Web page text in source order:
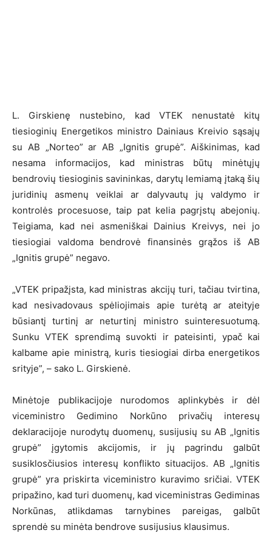
L. Girskienę nustebino, kad VTEK nenustatė kitų
tiesioginių Energetikos ministro Dainiaus Kreivio sąsajų
su AB „Norteo” ar AB „Ignitis grupė”. Aiškinimas, kad
nesama informacijos, kad ministras būtų minėtųjų
bendrovių tiesioginis savininkas, darytų lemiamą įtaką šių
juridinių asmenų veiklai ar dalyvautų jų valdymo ir
kontrolės procesuose, taip pat kelia pagrįstų abejonių.
Teigiama, kad nei asmeniškai Dainius Kreivys, nei jo
tiesiogiai valdoma bendrovė finansinės grąžos iš AB
„Ignitis grupė” negavo.
„VTEK pripažįsta, kad ministras akcijų turi, tačiau tvirtina,
kad nesivadovaus spėliojimais apie turėtą ar ateityje
būsiantį turtinį ar neturtinį ministro suinteresuotumą.
Sunku VTEK sprendimą suvokti ir pateisinti, ypač kai
kalbame apie ministrą, kuris tiesiogiai dirba energetikos
srityje”, – sako L. Girskienė.
Minėtoje publikacijoje nurodomos aplinkybės ir dėl
viceministro Gedimino Norkūno privačių interesų
deklaracijoje nurodytų duomenų, susijusių su AB „Ignitis
grupė” įgytomis akcijomis, ir jų pagrindu galbūt
susiklosčiusios interesų konflikto situacijos. AB „Ignitis
grupė” yra priskirta viceministro kuravimo sričiai. VTEK
pripažino, kad turi duomenų, kad viceministras Gediminas
Norkūnas, atlikdamas tarnybines pareigas, galbūt
sprendė su minėta bendrove susijusius klausimus.